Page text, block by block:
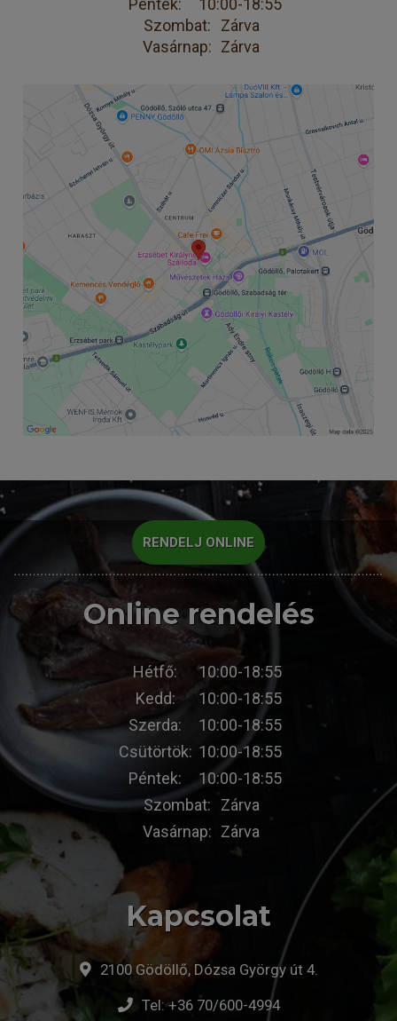
Péntek:
10:00-18:55
Szombat:
Zárva
Vasárnap: Zárva
RENDELJ ONLINE
Online rendelés
Hétfő:
10:00-18:55
Kedd:
10:00-18:55
Szerda:
10:00-18:55
Csütörtök: 10:00-18:55
Péntek:
10:00-18:55
Szombat:
Zárva
Vasárnap: Zárva
Kapcsolat
2100 Gödöllő, Dózsa György út 4.
Tel:+36 70/600-4994